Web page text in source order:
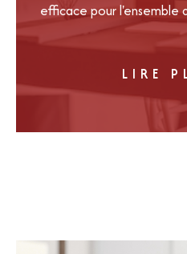
efficace pour l'ensemble
LIRE